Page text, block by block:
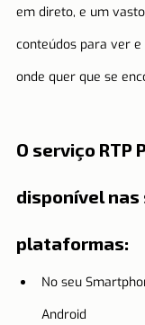
em direto, e um
conteúdos para ver
onde quer que se
O serviço RTP
disponível
plataformas:
No seu
Android